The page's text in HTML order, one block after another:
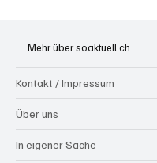
Mehr über soaktuell.ch
Kontakt / Impressum
Über uns
In eigener Sache